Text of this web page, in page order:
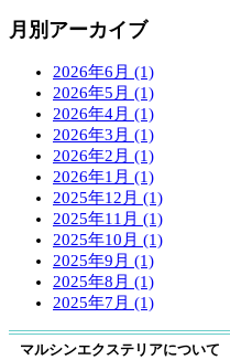
月別アーカイブ
2026年6月 (1)
2026年5月 (1)
2026年4月 (1)
2026年3月 (1)
2026年2月 (1)
2026年1月 (1)
2025年12月 (1)
2025年11月 (1)
2025年10月 (1)
2025年9月 (1)
2025年8月 (1)
2025年7月 (1)
マルシンエクステリアについて